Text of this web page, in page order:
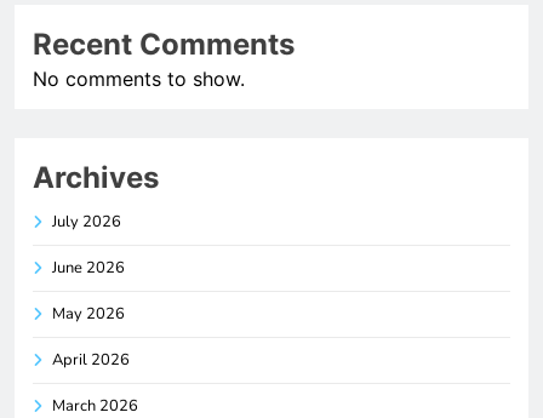
Recent Comments
No comments to show.
Archives
July 2026
June 2026
May 2026
April 2026
March 2026